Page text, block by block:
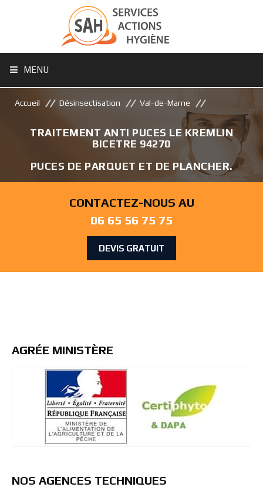
MENU
Accueil Désinsectisation Val-de-Marne
TRAITEMENT ANTI PUCES LE KREMLIN
BICETRE 94270
PUCES DE PARQUET ET DE PLANCHER.
CONTACTEZ-NOUS AU
06 65 56 75 75
DEVIS GRATUIT
AGRÉE MINISTÈRE
NOS AGENCES TECHNIQUES